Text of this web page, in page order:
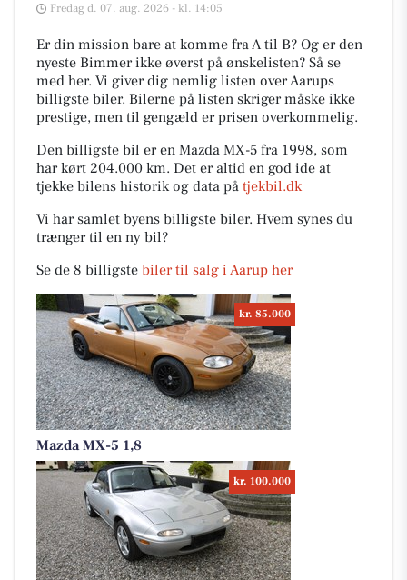
Fredag d. 07. aug. 2026 - kl. 14:05
Er din mission bare at komme fra A til B? Og er den
nyeste Bimmer ikke øverst på ønskelisten? Så se
med her. Vi giver dig nemlig listen over Aarups
billigste biler. Bilerne på listen skriger måske ikke
prestige, men til gengæld er prisen overkommelig.
Den billigste bil er en Mazda MX-5 fra 1998, som
har kørt 204.000 km. Det er altid en god ide at
tjekke bilens historik og data på tjekbil.dk
Vi har samlet byens billigste biler. Hvem synes du
trænger til en ny bil?
Se de 8 billigste biler til salg i Aarup her
kr. 85.000
Mazda MX-5 1,8
kr. 100.000